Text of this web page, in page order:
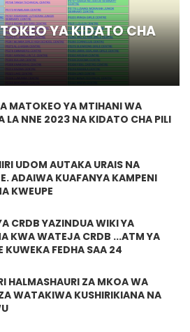
YA KIDATO CHA
MATOKEO YA MTIHANI WA
LA NNE 2023 NA KIDATO CHA PILI
UDOM AUTAKA URAIS NA
ADAIWA KUAFANYA KAMPENI
KWEUPE
CRDB YAZINDUA WIKI YA
KWA WATEJA CRDB ...ATM YA
KUWEKA FEDHA SAA 24
HALMASHAURI ZA MKOA WA
WATAKIWA KUSHIRIKIANA NA